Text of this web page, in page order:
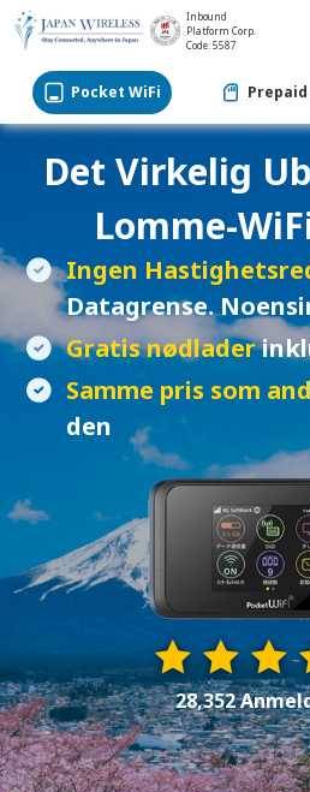
Inbound
Platform Corp.
Code: 5587
Pocket WiFi Prepaid
Det Virkelig
Lomme-
Ingen
Datagrense.
Gratis nødlader
Samme pris som
den
28,352